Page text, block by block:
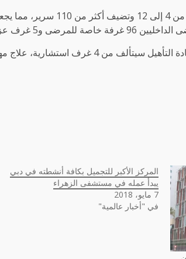
وتنتشر المرحلة الثالثة على
عزل وجناحين ملكيين.
علاج مهني، صالة رياضية وعلاج مائي.
المركز الأكبر للتجميل بكافة أنشطته في دبي
يبدأ عمله في مستشفى الزهراء
7 مايو، 2018
في "أخبار عالمية"